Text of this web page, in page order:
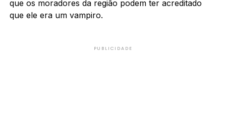
que os moradores da região podem ter acreditado
que ele era um vampiro.
PUBLICIDADE